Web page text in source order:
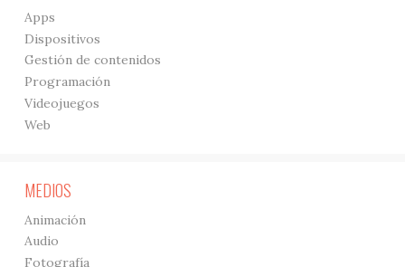
Apps
Dispositivos
Gestión de contenidos
Programación
Videojuegos
Web
MEDIOS
Animación
Audio
Fotografía